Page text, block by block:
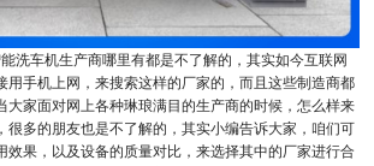
洗车机生产商哪里有都是不了解的，其实如今互联网
用手机上网，来搜索这样的厂家的，而且这些制造商都
大家面对网上各种琳琅满目的生产商的时候，怎么样来
很多的朋友也是不了解的，其实小编告诉大家，咱们可
效果，以及设备的质量对比，来选择其中的厂家进行合